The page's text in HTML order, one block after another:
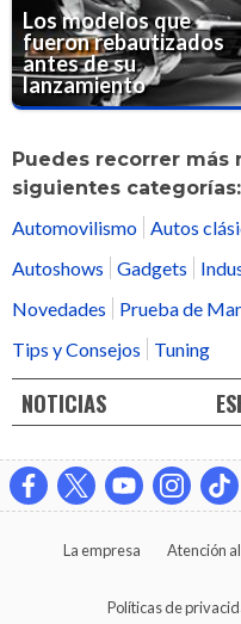
Los modelos que
fueron rebautizados
antes de su
lanzamiento
Puedes recorrer más
siguientes categorías:
Automovilismo Autos
Autoshows
Gadgets
Novedades
Prueba de
Tips y Consejos
Tuning
NOTICIAS
La empresa Atención
Políticas de